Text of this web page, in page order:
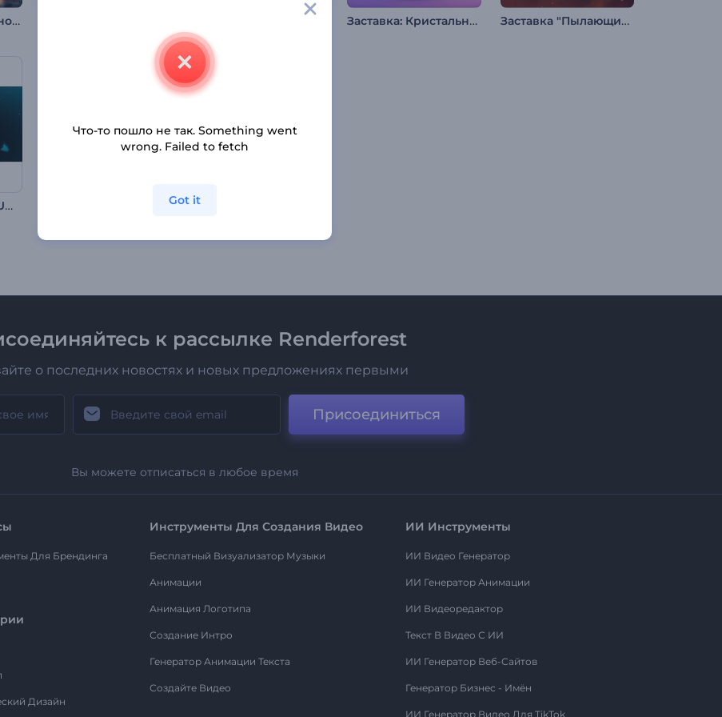
Интро крипто-технологий Заставка: Кристальный Рамадан Заставка "Пылающий Огонь"
Анимация лого: HUD-дисплей Видеооткрытка на День св. Валентина
к рассылке Renderforest
о последних новостях и новых предложениях первыми
Присоединиться
Вы можете отписаться в любое время
Для Брендинга
Дизайн
Инструменты Для Создания Видео
Бесплатный Визуализатор Музыки
Анимации
Анимация Логотипа
Создание Интро
Генератор Анимации Текста
Создайте Видео
ИИ Инструменты
ИИ Видео Генератор
ИИ Генератор Анимации
ИИ Видеоредактор
Текст В Видео С ИИ
ИИ Генератор Веб-Сайтов
Генератор Бизнес - Имён
ИИ Генератор Видео Для TikTok
Что-то пошло не так. Something went
wrong. Failed to fetch
Got it